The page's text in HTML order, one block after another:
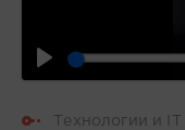
Технологии и IT